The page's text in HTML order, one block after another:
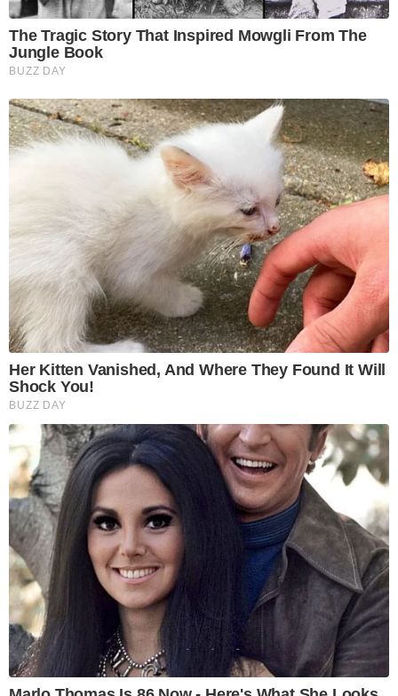
The Tragic Story That Inspired Mowgli From The
Jungle Book
BUZZ DAY
Her Kitten Vanished, And Where They Found It Will
Shock You!
BUZZ DAY